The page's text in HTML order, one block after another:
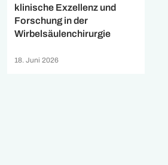
klinische Exzellenz und
Forschung in der
Wirbelsäulenchirurgie
18. Juni 2026